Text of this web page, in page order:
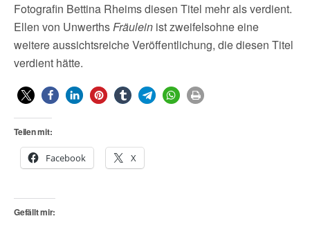
Fotografin Bettina Rheims diesen Titel mehr als verdient.
Ellen von UnwerthsFräulein ist zweifelsohne eine
weitere aussichtsreiche Veröffentlichung, die diesen Titel
verdient hätte.
Teilen mit:
Facebook X
Gefällt mir: